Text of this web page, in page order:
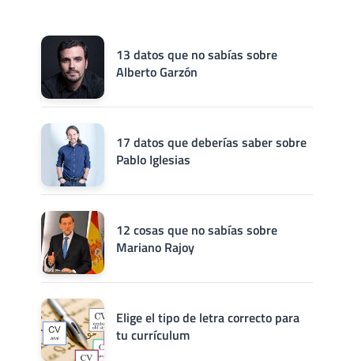
13 datos que no sabías sobre
Alberto Garzón
17 datos que deberías saber sobre
Pablo Iglesias
12 cosas que no sabías sobre
Mariano Rajoy
Elige el tipo de letra correcto para
tu currículum